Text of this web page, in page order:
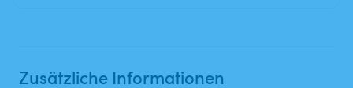
Zusätzliche Informationen